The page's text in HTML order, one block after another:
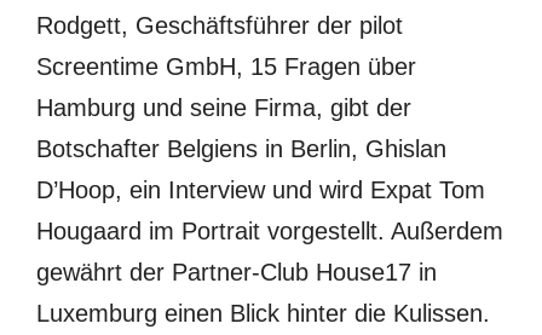
Rodgett, Geschäftsführer der pilot
Screentime GmbH, 15 Fragen über
Hamburg und seine Firma, gibt der
Botschafter Belgiens in Berlin, Ghislan
D’Hoop, ein Interview und wird Expat Tom
Hougaard im Portrait vorgestellt. Außerdem
gewährt der Partner-Club House17 in
Luxemburg einen Blick hinter die Kulissen.